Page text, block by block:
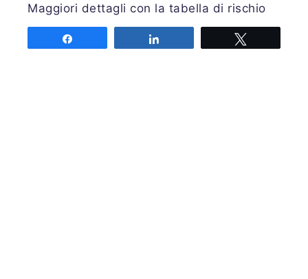
Maggiori dettagli con la tabella di rischio
suPRETEMP
Valida dalle ore 00.00 alle 24.00 UTC di